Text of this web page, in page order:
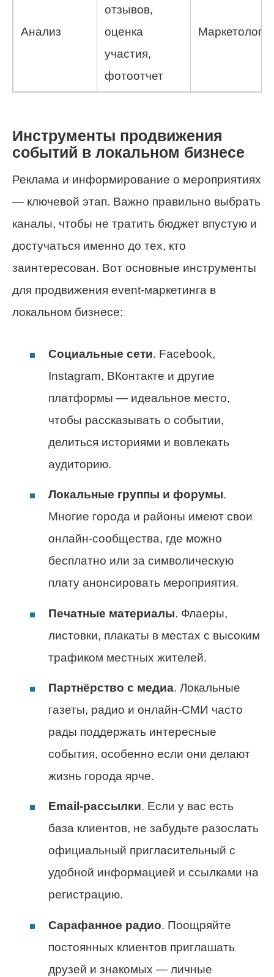
Анализ
отзывов,
оценка
участия,
фотоотчет
Маркетолог
Инструменты продвижения
событий в локальном бизнесе
Реклама и информирование о мероприятиях
— ключевой этап. Важно правильно выбрать
каналы, чтобы не тратить бюджет впустую и
достучаться именно до тех, кто
заинтересован. Вот основные инструменты
для продвижения event-маркетинга в
локальном бизнесе:
Социальные сети. Facebook,
Instagram, ВКонтакте и другие
платформы — идеальное место,
чтобы рассказывать о событии,
делиться историями и вовлекать
аудиторию.
Локальные группы и форумы.
Многие города и районы имеют свои
онлайн-сообщества, где можно
бесплатно или за символическую
плату анонсировать мероприятия.
Печатные материалы. Флаеры,
листовки, плакаты в местах с высоким
трафиком местных жителей.
Партнёрство с медиа. Локальные
газеты, радио и онлайн-СМИ часто
рады поддержать интересные
события, особенно если они делают
жизнь города ярче.
Email-рассылки. Если у вас есть
база клиентов, не забудьте разослать
официальный пригласительный с
удобной информацией и ссылками на
регистрацию.
Сарафанное радио. Поощряйте
постоянных клиентов приглашать
друзей и знакомых — личные